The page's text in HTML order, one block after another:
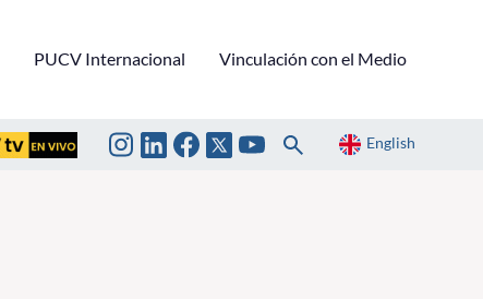
PUCV Internacional Vinculación con el Medio
English